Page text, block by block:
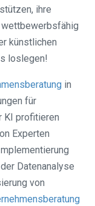
ihre
künstlichen
loslegen!
in
für
KI profitieren
Experten
Datenanalyse
von